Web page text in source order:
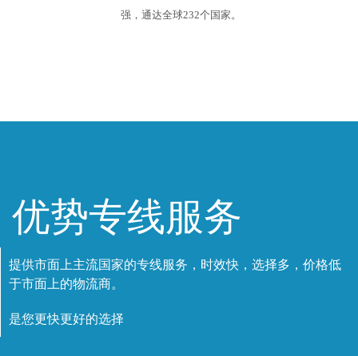
强，通达全球232个国家。
优势专线服务
提供市面上主流国家的专线服务，时效快，选择多，价格低
于市面上的物流商。
是您更快更好的选择